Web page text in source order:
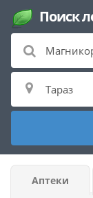
Поиск
Аптеки